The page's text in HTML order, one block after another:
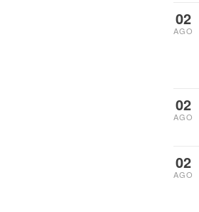
02
AGO
02
AGO
02
AGO